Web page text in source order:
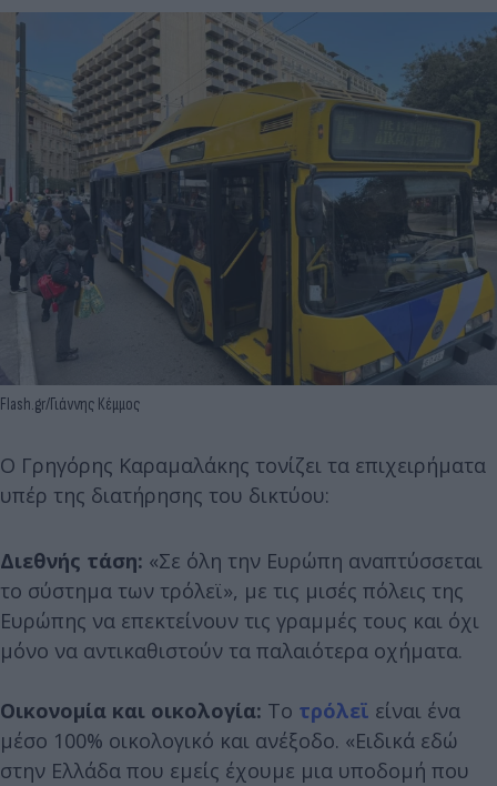
Flash.gr/Γιάννης Κέμμος
Ο Γρηγόρης Καραμαλάκης τονίζει τα επιχειρήματα
υπέρ της διατήρησης του δικτύου:
Διεθνής τάση: «Σε όλη την Ευρώπη αναπτύσσεται
το σύστημα των τρόλεϊ», με τις μισές πόλεις της
Ευρώπης να επεκτείνουν τις γραμμές τους και όχι
μόνο να αντικαθιστούν τα παλαιότερα οχήματα.
Οικονομία και οικολογία: Το τρόλεϊ είναι ένα
μέσο 100% οικολογικό και ανέξοδο. «Ειδικά εδώ
στην Ελλάδα που εμείς έχουμε μια υποδομή που